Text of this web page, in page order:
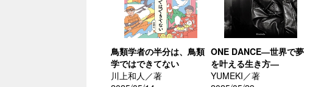
鳥類学者の半分は、鳥類
学ではできてない
川上和人／著
ONE DANCE―世界で夢
を叶える生き方―
YUMEKI／著